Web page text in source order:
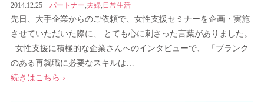
2014.12.25 パートナー 夫婦, 日常生活
先日、大手企業からのご依頼で、女性支援セミナーを企画・実施
させていただいた際に、 とても心に刺さった言葉がありました。
女性支援に積極的な企業さんへのインタビューで、 「ブランク
のある再就職に必要なスキルは…
続きはこちら ›